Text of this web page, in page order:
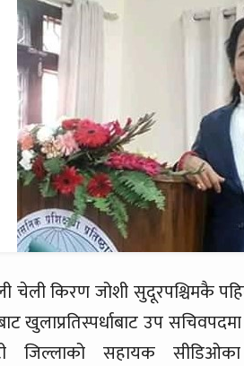
चेली किरण जोशी सुदूरपश्चिमकै
खुलाप्रतिस्पर्धाबाट उप
जिल्लाको सहायक